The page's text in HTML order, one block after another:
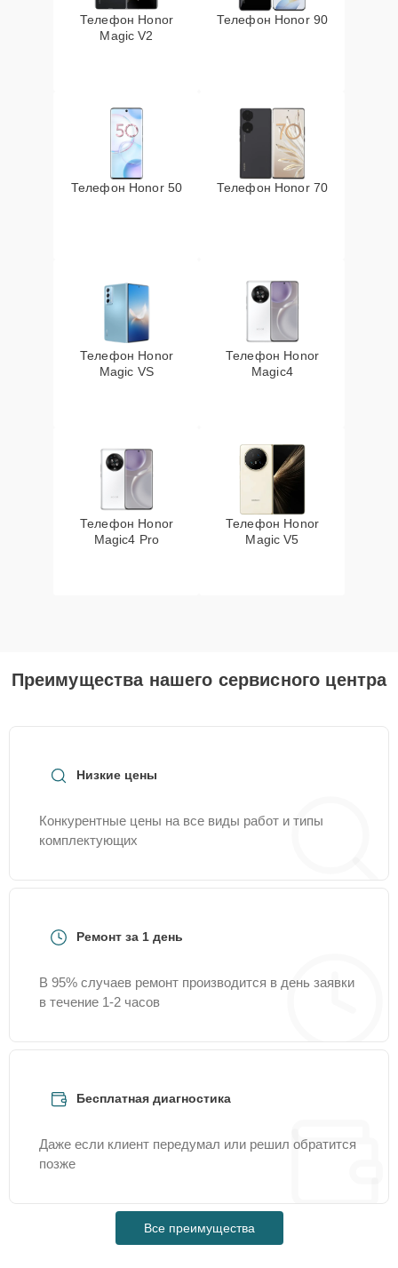
Телефон Honor
Magic V2
Телефон Honor 90
Телефон Honor 50 Телефон Honor 70
Телефон Honor
Magic VS
Телефон Honor
Magic4
Телефон Honor
Magic4 Pro
Телефон Honor
Magic V5
Преимущества нашего сервисного центра
Низкие цены
Конкурентные цены на все виды работ и типы
комплектующих
Ремонт за 1 день
В 95% случаев ремонт производится в день заявки
в течение 1-2 часов
Бесплатная диагностика
Даже если клиент передумал или решил обратится
позже
Все преимущества